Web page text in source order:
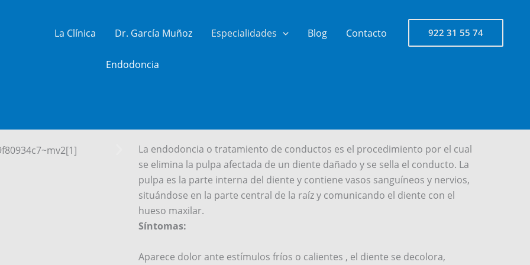
La Clínica Dr. García Muñoz Especialidades Blog Contacto 922 31 55 74
Endodoncia
La endodoncia o tratamiento de conductos es el procedimiento por el cual
se elimina la pulpa afectada de un diente dañado y se sella el conducto. La
pulpa es la parte interna del diente y contiene vasos sanguíneos y nervios,
situándose en la parte central de la raíz y comunicando el diente con el
hueso maxilar.
Síntomas:
Aparece dolor ante estímulos fríos o calientes , el diente se decolora,